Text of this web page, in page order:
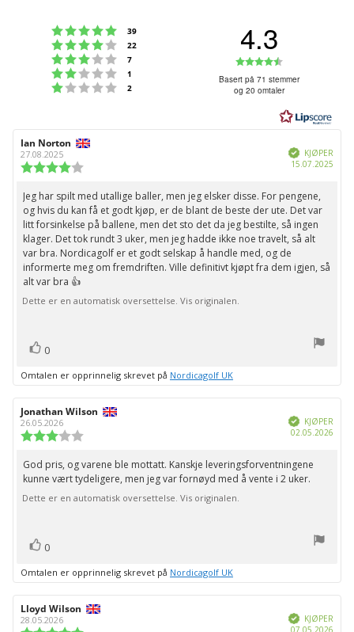
Karakter: 5 av 5 mulige
39
Karakter: 4 av 5 mulige
22
Karakter: 3 av 5 mulige
7
Karakter: 2 av 5 mulige
1
Karakter: 1 av 5 mulige
2
4.3
4.3
av
5
Basert på 71 stemmer
og 20 omtaler
Forfatter:
Ian Norton
27.08.2025
av
5
mulige
VerifisertKJØPER
15.07.2025
Omtaletekst:
Jeg har spilt med utallige baller, men jeg elsker disse. For pengene,
og hvis du kan få et godt kjøp, er de blant de beste der ute. Det var
litt forsinkelse på ballene, men det sto det da jeg bestilte, så ingen
klager. Det tok rundt 3 uker, men jeg hadde ikke noe travelt, så alt
var bra. Nordicagolf er et godt selskap å handle med, og de
informerte meg om fremdriften. Ville definitivt kjøpt fra dem igjen, så
alt var bra 👍
Dette er en automatisk oversettelse. Vis originalen.
Liker
0
Omtalen er opprinnelig skrevet på Nordicagolf UK
Forfatter:
Jonathan Wilson
26.05.2026
av
5
mulige
VerifisertKJØPER
02.05.2026
Omtaletekst:
God pris, og varene ble mottatt. Kanskje leveringsforventningene
kunne vært tydeligere, men jeg var fornøyd med å vente i 2 uker.
Dette er en automatisk oversettelse. Vis originalen.
Liker
0
Omtalen er opprinnelig skrevet på Nordicagolf UK
Forfatter:
Lloyd Wilson
28.05.2026 VerifisertKJØPER
07.05.2026